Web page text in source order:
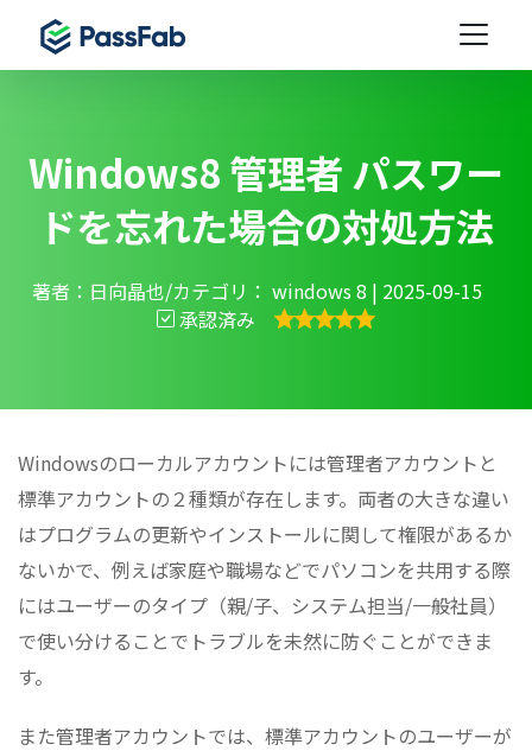
Windows8 管理者 パスワー
ドを忘れた場合の対処方法
著者：日向晶也/カテゴリ： windows 8 | 2025-09-15
承認済み
Windowsのローカルアカウントには管理者アカウントと
標準アカウントの２種類が存在します。両者の大きな違い
はプログラムの更新やインストールに関して権限があるか
ないかで、例えば家庭や職場などでパソコンを共用する際
にはユーザーのタイプ（親/子、システム担当/一般社員）
で使い分けることでトラブルを未然に防ぐことができま
す。
また管理者アカウントでは、標準アカウントのユーザーが